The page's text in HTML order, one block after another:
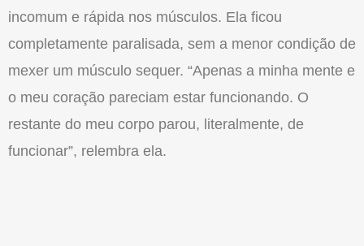
incomum e rápida nos músculos. Ela ficou
completamente paralisada, sem a menor condição de
mexer um músculo sequer. “Apenas a minha mente e
o meu coração pareciam estar funcionando. O
restante do meu corpo parou, literalmente, de
funcionar”, relembra ela.